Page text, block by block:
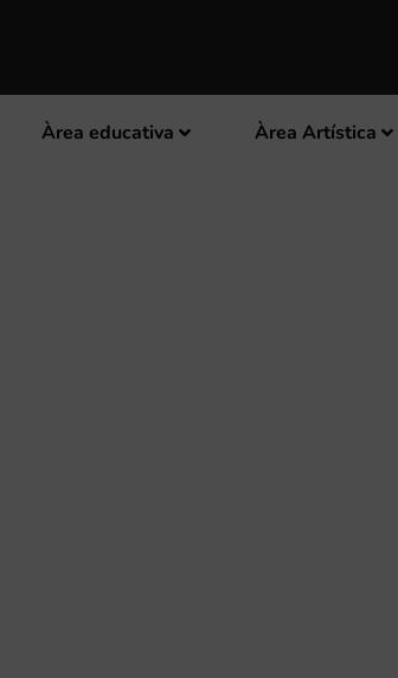
Àrea educativa Àrea Artística